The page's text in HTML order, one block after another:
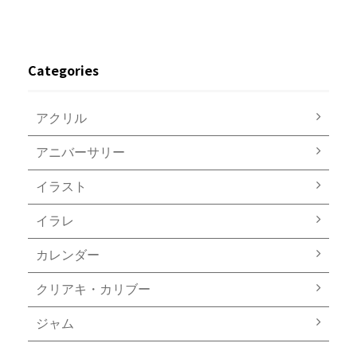
Categories
アクリル
アニバーサリー
イラスト
イラレ
カレンダー
クリアキ・カリブー
ジャム